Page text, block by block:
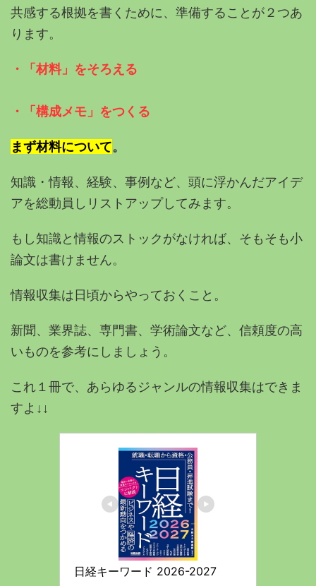
共感する根拠を書くために、準備することが２つあ
ります。
・「材料」をそろえる
・「構成メモ」をつくる
まず材料について。
知識・情報、経験、事例など、頭に浮かんだアイデ
アを総動員しリストアップしてみます。
もし知識と情報のストックがなければ、そもそも小
論文は書けません。
情報収集は日頃からやっておくこと。
新聞、業界誌、専門書、学術論文など、信頼度の高
いものを参考にしましょう。
これ１冊で、あらゆるジャンルの情報収集はできま
すよ↓↓
日経キーワード 2026-2027